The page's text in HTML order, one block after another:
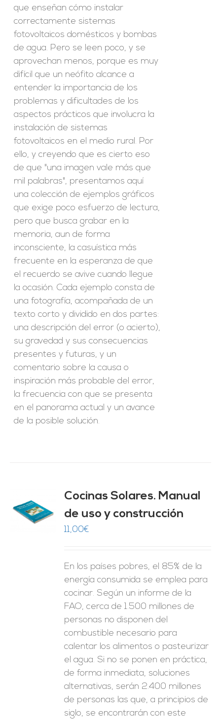
que enseñan cómo instalar
correctamente sistemas
fotovoltaicos domésticos y bombas
de agua. Pero se leen poco, y se
aprovechan menos, porque es muy
difícil que un neófito alcance a
entender la importancia de los
problemas y dificultades de los
aspectos prácticos que involucra la
instalación de sistemas
fotovoltaicos en el medio rural. Por
ello, y creyendo que es cierto eso
de que "una imagen vale más que
mil palabras", presentamos aquí
una colección de ejemplos gráficos
que exige poco esfuerzo de lectura,
pero que busca grabar en la
memoria, aun de forma
inconsciente, la casuística más
frecuente en la esperanza de que
el recuerdo se avive cuando llegue
la ocasión. Cada ejemplo consta de
una fotografía, acompañada de un
texto corto y dividido en dos partes:
una descripción del error (o acierto),
su gravedad y sus consecuencias
presentes y futuras, y un
comentario sobre la causa o
inspiración más probable del error,
la frecuencia con que se presenta
en el panorama actual y un avance
de la posible solución.
Cocinas Solares. Manual
de uso y construcción
11,00€
En los países pobres, el 85% de la
energía consumida se emplea para
cocinar. Según un informe de la
FAO, cerca de 1.500 millones de
personas no disponen del
combustible necesario para
calentar los alimentos o pasteurizar
el agua. Si no se ponen en práctica,
de forma inmediata, soluciones
alternativas, serán 2.400 millones
de personas las que, a principios de
siglo, se encontrarán con este